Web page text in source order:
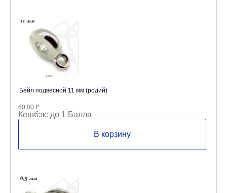
Бейл подвесной 11 мм (родий)
60,00 ₽
Кешбэк: до 1 Балла
В корзину